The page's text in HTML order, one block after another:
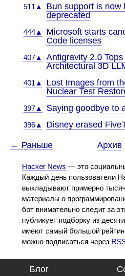
511▲
Bun support is now
deprecated
444▲
Microsoft starts
Code licenses
407▲
Antigravity 2.0
Architectural 3D
401▲
Lost Images from
Nuclear Test
397▲ Saying goodbye to
396▲ Disney erased
← Раньше Архив
Hacker News — это
Каждый день пользователи
выкладывают примерно
материалы о
бот внимательно следит за
публикует подборку из
имеют самый большой
можно подписаться через
Блог